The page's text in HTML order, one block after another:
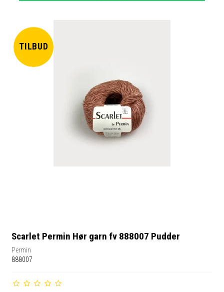
TILBUD
Scarlet Permin Hør garn fv 888007 Pudder
Permin
888007